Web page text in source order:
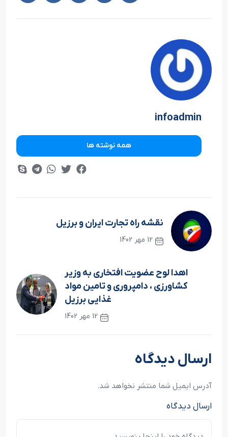
infoadmin
همه نوشته ها
نقشه راه تجارت ايران و برزيل
12 مهر 1402
اهدا لوح عضويت افتخاري به وزير
کشاورزي ، دامپروري و تامين مواد
غذايي برزيل
12 مهر 1402
نوشته بعدی
ارسال دیدگاه
آدرس ایمیل شما منتشر نخواهد شد.
ارسال دیدگاه